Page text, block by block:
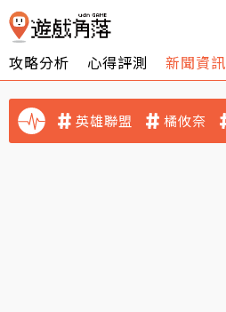
攻略分析 心得評測 新聞資訊
英雄聯盟 橘攸奈